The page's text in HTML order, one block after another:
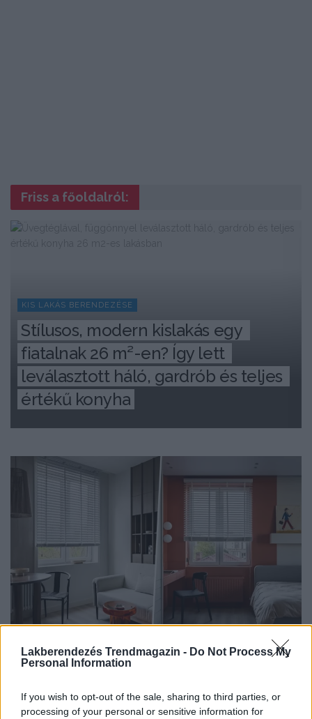
Lakberendezés Trendmagazin - Do Not Process My
Personal Information
If you wish to opt-out of the sale, sharing to third parties, or
processing of your personal or sensitive information for
Friss a főoldalról:
KIS LAKÁS BERENDEZÉSE
Stílusos, modern kislakás egy
fiatalnak 26 m²-en? Így lett
leválasztott háló, gardrób és teljes
értékű konyha
HÁZAK, ENTERIŐRÖK - INSPIRÁCIÓ KÉPEKBEN
lánya 74 m²-es otthonában